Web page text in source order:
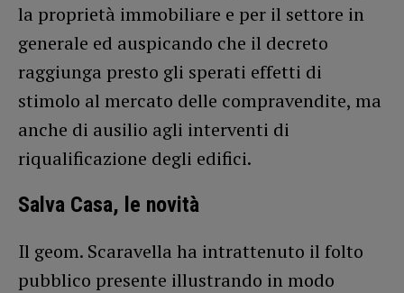
la proprietà immobiliare e per il settore in
generale ed auspicando che il decreto
raggiunga presto gli sperati effetti di
stimolo al mercato delle compravendite, ma
anche di ausilio agli interventi di
riqualificazione degli edifici.
Salva Casa, le novità
Il geom. Scaravella ha intrattenuto il folto
pubblico presente illustrando in modo